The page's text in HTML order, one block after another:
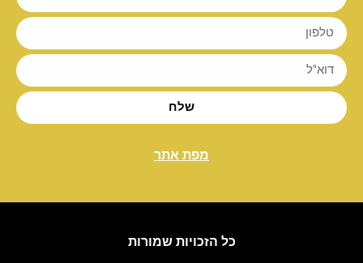
שלח
מפת אתר
כל הזכויות שמורות